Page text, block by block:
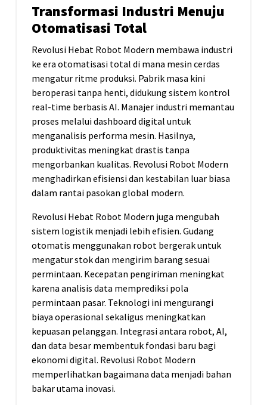
Transformasi Industri Menuju
Otomatisasi Total
Revolusi Hebat Robot Modern membawa industri
ke era otomatisasi total di mana mesin cerdas
mengatur ritme produksi. Pabrik masa kini
beroperasi tanpa henti, didukung sistem kontrol
real-time berbasis AI. Manajer industri memantau
proses melalui dashboard digital untuk
menganalisis performa mesin. Hasilnya,
produktivitas meningkat drastis tanpa
mengorbankan kualitas. Revolusi Robot Modern
menghadirkan efisiensi dan kestabilan luar biasa
dalam rantai pasokan global modern.
Revolusi Hebat Robot Modern juga mengubah
sistem logistik menjadi lebih efisien. Gudang
otomatis menggunakan robot bergerak untuk
mengatur stok dan mengirim barang sesuai
permintaan. Kecepatan pengiriman meningkat
karena analisis data memprediksi pola
permintaan pasar. Teknologi ini mengurangi
biaya operasional sekaligus meningkatkan
kepuasan pelanggan. Integrasi antara robot, AI,
dan data besar membentuk fondasi baru bagi
ekonomi digital. Revolusi Robot Modern
memperlihatkan bagaimana data menjadi bahan
bakar utama inovasi.